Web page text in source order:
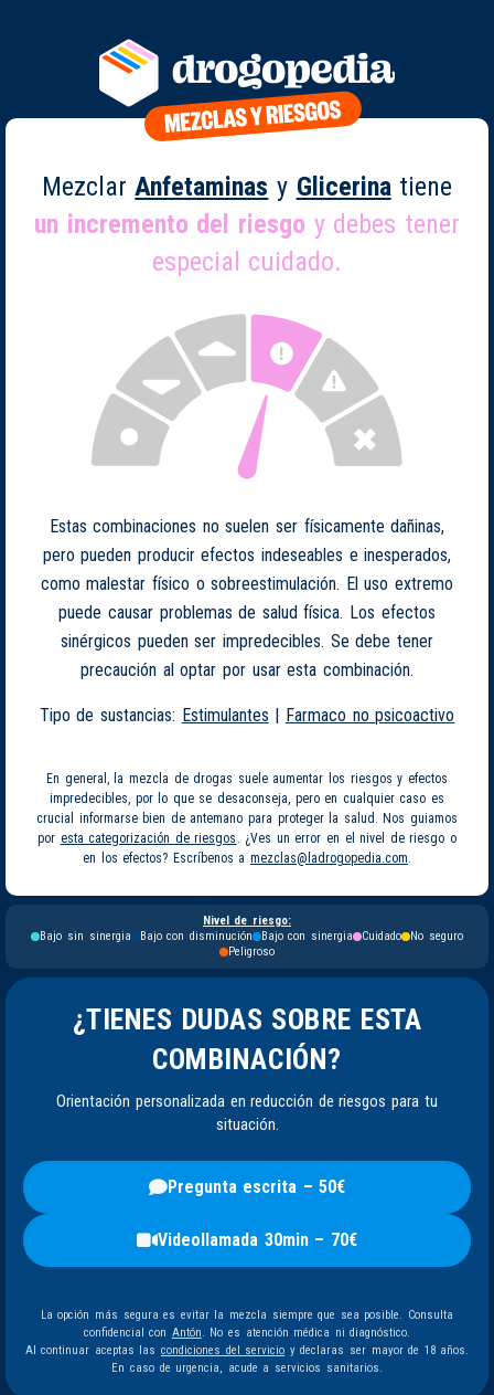
MezclarAnfetaminas y Glicerinatiene
un incremento del riesgo y debes tener
especial cuidado.
Estas combinaciones no suelen ser físicamente dañinas,
pero pueden producir efectos indeseables e inesperados,
como malestar físico o sobreestimulación. El uso extremo
puede causar problemas de salud física. Los efectos
sinérgicos pueden ser impredecibles. Se debe tener
precaución al optar por usar esta combinación.
Tipo de sustancias: Estimulantes | Farmaco no psicoactivo
En general, la mezcla de drogas suele aumentar los riesgos y efectos
impredecibles, por lo que se desaconseja, pero en cualquier caso es
crucial informarse bien de antemano para proteger la salud. Nos guiamos
por esta categorización de riesgos . ¿Ves un error en el nivel de riesgo o
en los efectos? Escríbenos a mezclas@ladrogopedia.com.
Nivel de riesgo:
Bajo sin sinergia
Bajo con disminución Bajo con sinergia Cuidado
No seguro
Peligroso
¿TIENES DUDAS SOBRE ESTA
COMBINACIÓN?
Orientación personalizada en reducción de riesgos para tu
situación.
Pregunta escrita – 50€
Videollamada 30min – 70€
La opción más segura es evitar la mezcla siempre que sea posible. Consulta
confidencial con Antón. No es atención médica ni diagnóstico.
Al continuar aceptas las condiciones del servicio y declaras ser mayor de 18 años.
En caso de urgencia, acude a servicios sanitarios.